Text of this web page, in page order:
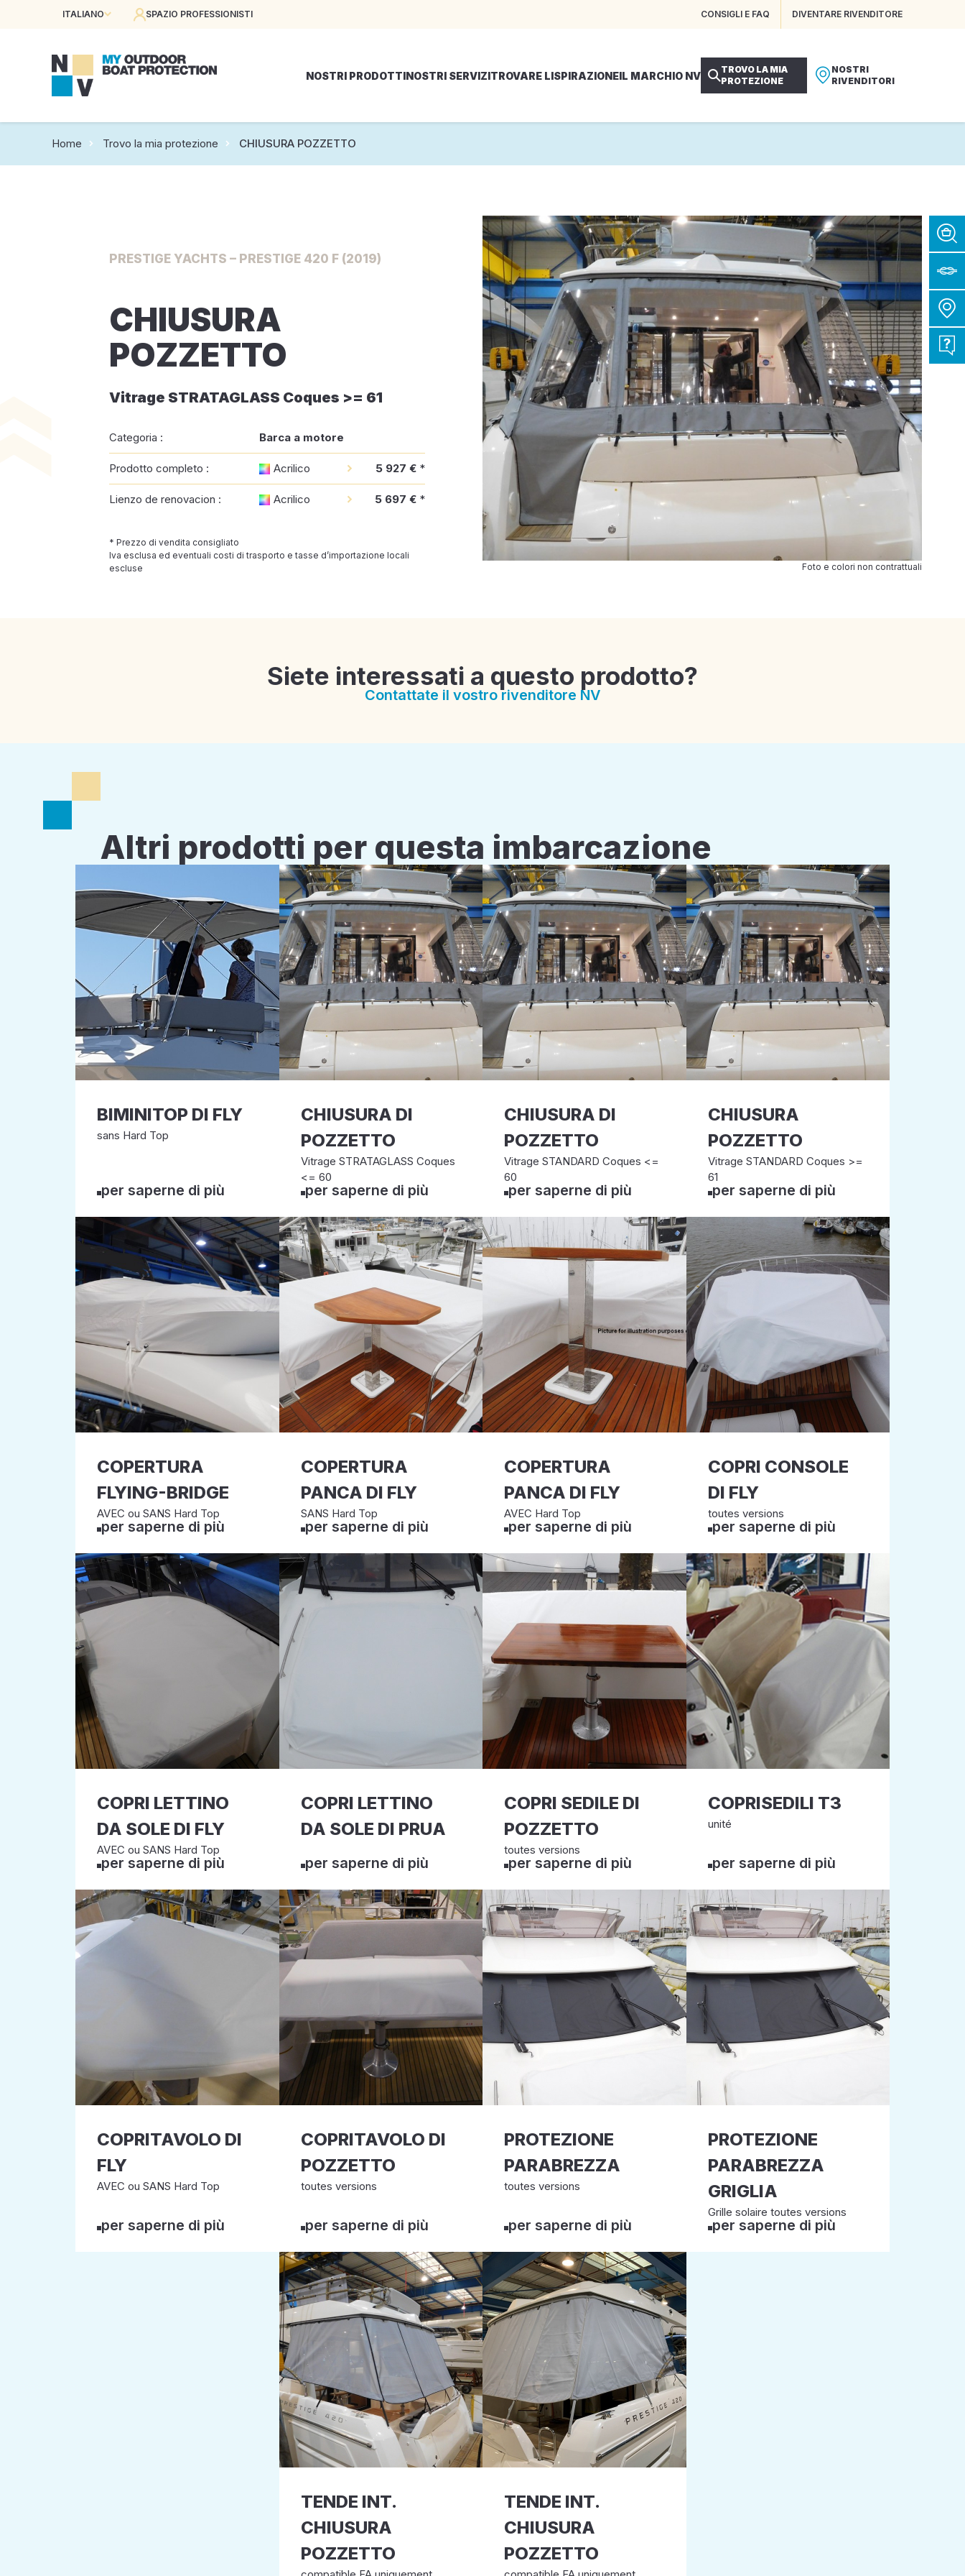
ITALIANO SPAZIO PROFESSIONISTI CONSIGLI E FAQ DIVENTARE RIVENDITORE
NOSTRI PRODOTTINOSTRI SERVIZITROVARE LISPIRAZIONEIL MARCHIO NV
TROVO LA MIA
PROTEZIONE
NOSTRI
RIVENDITORI
Home Trovo la mia protezione CHIUSURA POZZETTO
PRESTIGE YACHTS – PRESTIGE 420 F (2019)
CHIUSURA
POZZETTO
Vitrage STRATAGLASS Coques >= 61
Categoria : Barca a motore
Prodotto completo : Acrilico 5 927 € *
Lienzo de renovacion : Acrilico 5 697 € *
* Prezzo di vendita consigliato
Iva esclusa ed eventuali costi di trasporto e tasse d’importazione locali
escluse
Foto e colori non contrattuali
Siete interessati a questo prodotto?
Contattate il vostro rivenditore NV
Altri prodotti per questa imbarcazione
BIMINITOP DI FLY
sans Hard Top
per saperne di più
CHIUSURA DI
POZZETTO
Vitrage STRATAGLASS Coques
<= 60
per saperne di più
CHIUSURA DI
POZZETTO
Vitrage STANDARD Coques <=
60
per saperne di più
CHIUSURA
POZZETTO
Vitrage STANDARD Coques >=
61
per saperne di più
COPERTURA
FLYING-BRIDGE
AVEC ou SANS Hard Top
per saperne di più
COPERTURA
PANCA DI FLY
SANS Hard Top
per saperne di più
COPERTURA
PANCA DI FLY
AVEC Hard Top
per saperne di più
COPRI CONSOLE
DI FLY
toutes versions
per saperne di più
COPRI LETTINO
DA SOLE DI FLY
AVEC ou SANS Hard Top
per saperne di più
COPRI LETTINO
DA SOLE DI PRUA
per saperne di più
COPRI SEDILE DI
POZZETTO
toutes versions
per saperne di più
COPRISEDILI T3
unité
per saperne di più
COPRITAVOLO DI
FLY
AVEC ou SANS Hard Top
per saperne di più
COPRITAVOLO DI
POZZETTO
toutes versions
per saperne di più
PROTEZIONE
PARABREZZA
toutes versions
per saperne di più
PROTEZIONE
PARABREZZA
GRIGLIA
Grille solaire toutes versions
per saperne di più
TENDE INT.
CHIUSURA
POZZETTO
TENDE INT.
CHIUSURA
POZZETTO